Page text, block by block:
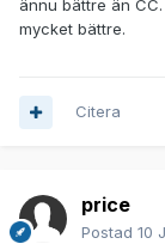
ännu bättre än
mycket bättre.
Citera
price
Postad 10